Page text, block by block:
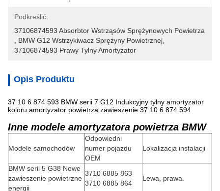
Podkreślić:
37106874593 Absorbtor Wstrząsów Sprężynowych Powietrza
BMW G12 Wstrzykiwacz Sprężyny Powietrznej
37106874593 Prawy Tylny Amortyzator
Opis Produktu
37 10 6 874 593 BMW serii 7 G12 Indukcyjny tylny amortyzator
koloru amortyzator powietrza zawieszenie 37 10 6 874 594
Inne modele amortyzatora powietrza BMW
Modele samochodów
Odpowiedni
numer pojazdu
OEM
Lokalizacja instalacji
BMW serii 5 G38 Nowe
zawieszenie powietrzne
energii
3710 6885 863
3710 6885 864
Lewa, prawa.